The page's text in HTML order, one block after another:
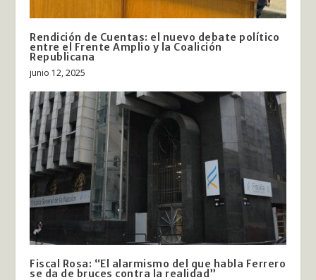
Rendición de Cuentas: el nuevo debate político
entre el Frente Amplio y la Coalición
Republicana
junio 12, 2025
Fiscal Rosa: “El alarmismo del que habla Ferrero
se da de bruces contra la realidad”